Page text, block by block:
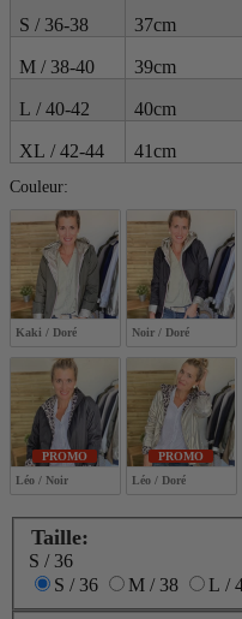
S / 36-38 37cm
M / 38-40 39cm
L / 40-42 40cm
XL / 42-44 41cm
Couleur:
Kaki / Doré Noir / Doré
PROMO
Léo / Noir
PROMO
Léo / Doré
Taille:
S / 36
S / 36
M / 38 L /